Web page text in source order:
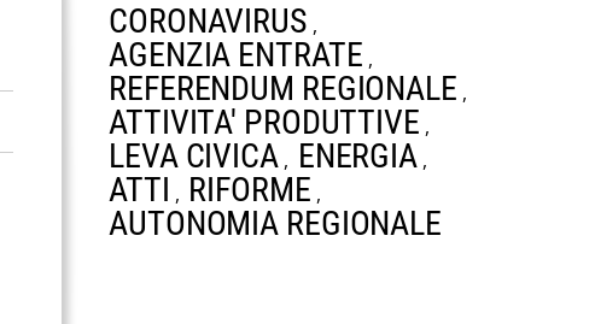
CORONAVIRUS ,
AGENZIA ENTRATE ,
REFERENDUM REGIONALE ,
ATTIVITA' PRODUTTIVE ,
LEVA CIVICA , ENERGIA ,
ATTI , RIFORME ,
AUTONOMIA REGIONALE